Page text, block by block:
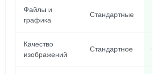
Файлы и
графика
Стандартные
Качество
изображений
Стандартное